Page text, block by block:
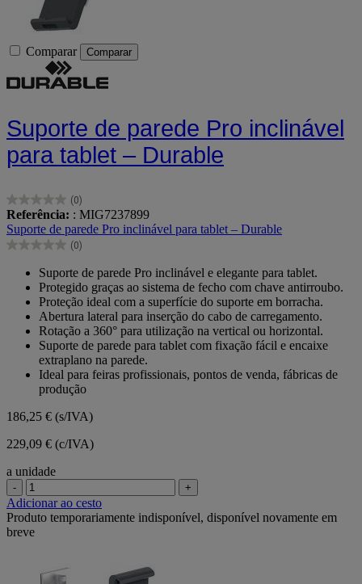
Comparar Comparar
Suporte de parede Pro inclinável
para tablet – Durable
(0)
0.0
em
5
estrelas.
Referência: : MIG7237899
Suporte de parede Pro inclinável para tablet – Durable
(0)
0.0
estrelas.
Suporte de parede Pro inclinável e elegante para tablet.
Protegido graças ao sistema de fecho com chave antirroubo.
Proteção ideal com a superfície do suporte em borracha.
Abertura lateral para inserção do cabo de carregamento.
Rotação a 360° para utilização na vertical ou horizontal.
Suporte de parede para tablet com fixação fácil e encaixe
extraplano na parede.
Ideal para feiras profissionais, pontos de venda, fábricas de
produção
186,25 € (s/IVA)
229,09 € (c/IVA)
a unidade
- +
Adicionar ao cesto
Produto temporariamente indisponível, disponível novamente em
breve